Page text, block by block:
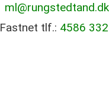
ml@rungstedtand.dk
Fastnet tlf.: 4586